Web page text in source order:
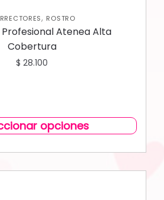
, ROSTRO
Atenea Alta
Cobertura
$ 28.100
opciones